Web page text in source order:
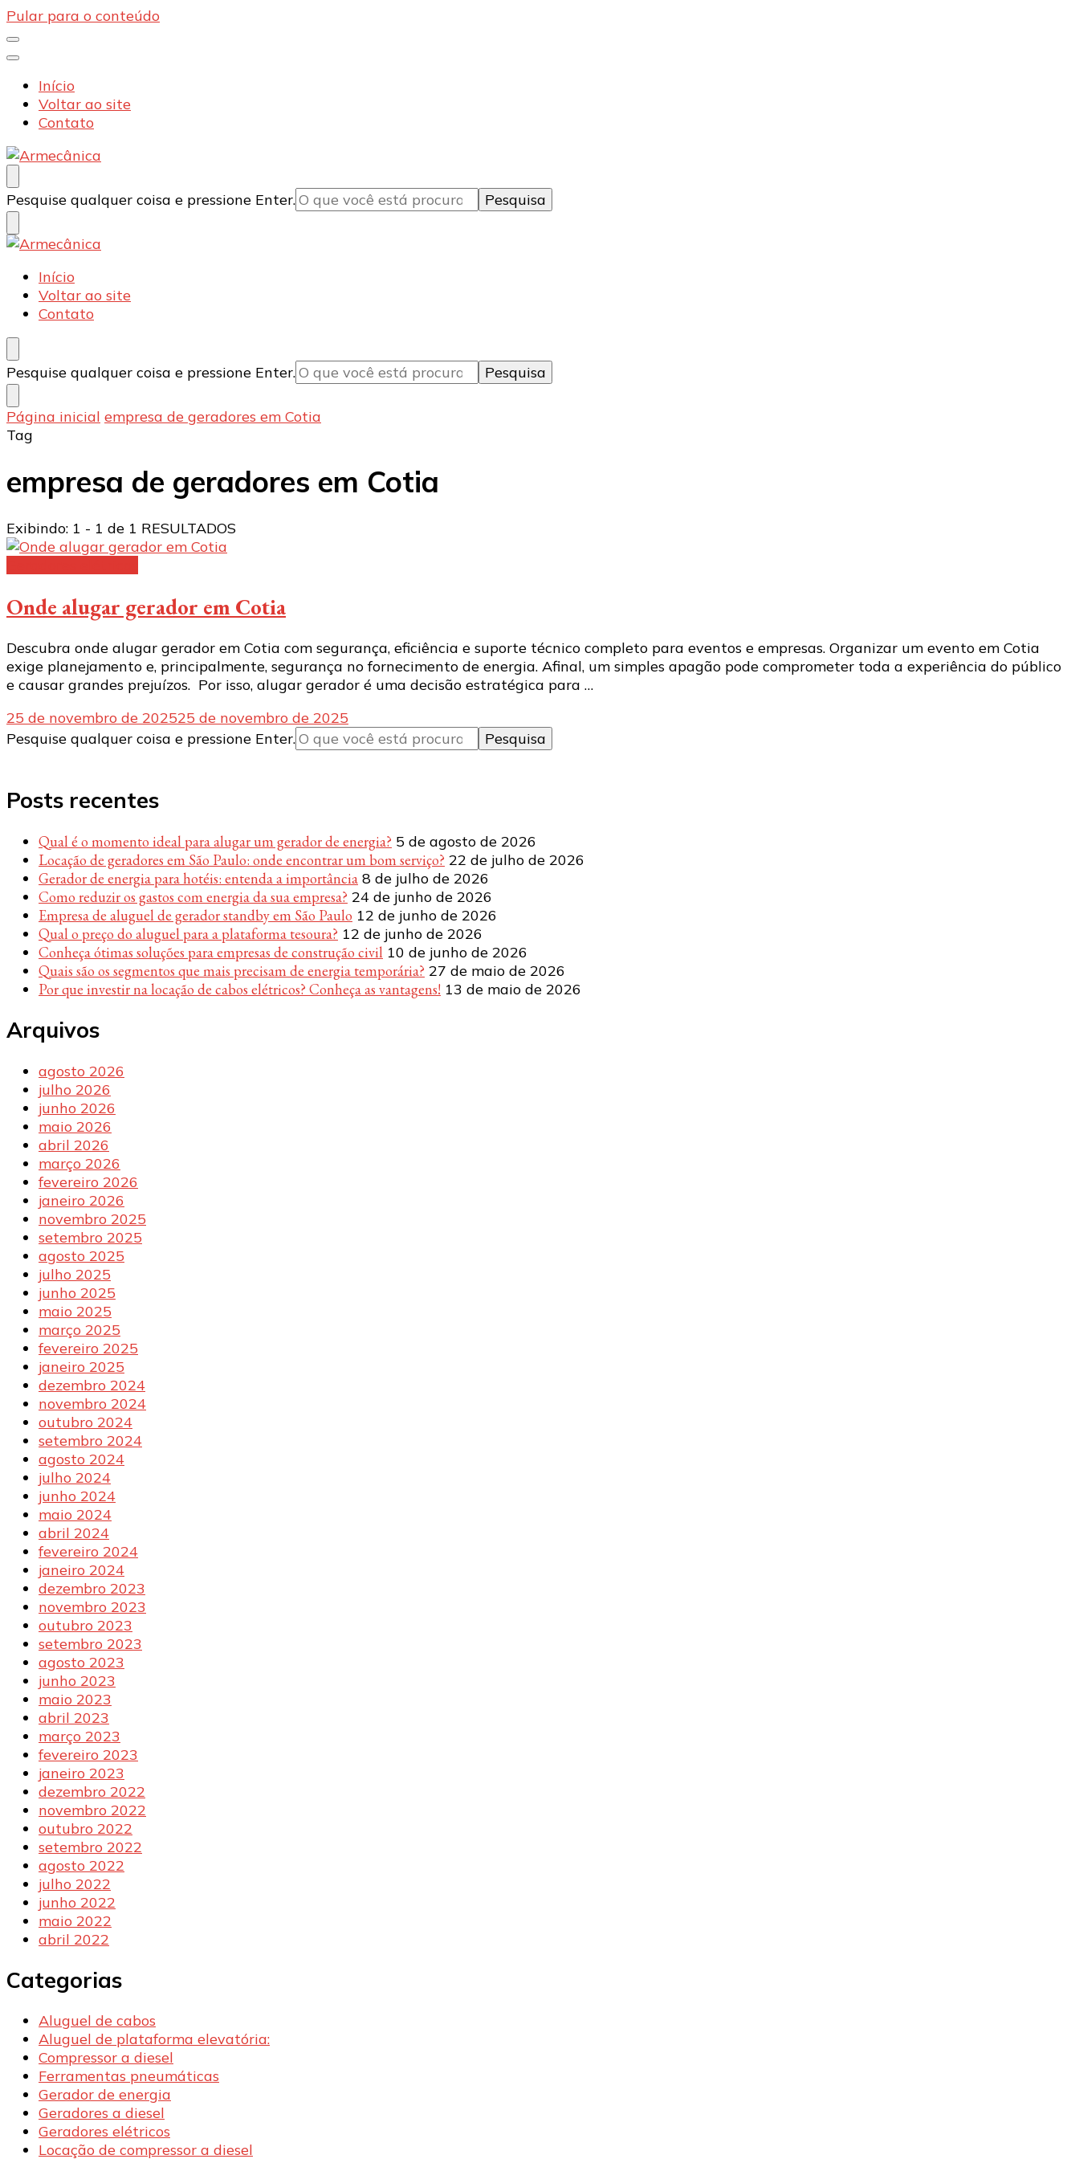
Pular para o conteúdo
Início
Voltar ao site
Contato
Armecânica
Blog
Procurando
algo?
Pesquise qualquer coisa e pressione Enter.
Armecânica
Blog
Início
Voltar ao site
Contato
Procurando
algo?
Pesquise qualquer coisa e pressione Enter.
Página inicial empresa de geradores em Cotia
Tag
empresa de geradores em Cotia
Exibindo: 1 - 1 de 1 RESULTADOS
Onde alugar gerador em Cotia
Descubra onde alugar gerador em Cotia com segurança, eficiência e suporte técnico completo para eventos e empresas. Organizar um evento em Cotia
exige planejamento e, principalmente, segurança no fornecimento de energia. Afinal, um simples apagão pode comprometer toda a experiência do público
e causar grandes prejuízos. Por isso, alugar gerador é uma decisão estratégica para …
25 de novembro de 202525 de novembro de 2025
Procurando
Pesquise qualquer coisa e pressione Enter.
Posts recentes
Qual é o momento ideal para alugar um gerador de energia? 5 de agosto de 2026
Locação de geradores em São Paulo: onde encontrar um bom serviço? 22 de julho de 2026
Gerador de energia para hotéis: entenda a importância 8 de julho de 2026
Como reduzir os gastos com energia da sua empresa? 24 de junho de 2026
Empresa de aluguel de gerador standby em São Paulo 12 de junho de 2026
Qual o preço do aluguel para a plataforma tesoura? 12 de junho de 2026
Conheça ótimas soluções para empresas de construção civil 10 de junho de 2026
Quais são os segmentos que mais precisam de energia temporária? 27 de maio de 2026
Por que investir na locação de cabos elétricos? Conheça as vantagens! 13 de maio de 2026
Arquivos
agosto 2026
julho 2026
junho 2026
maio 2026
abril 2026
março 2026
fevereiro 2026
janeiro 2026
novembro 2025
setembro 2025
agosto 2025
julho 2025
junho 2025
maio 2025
março 2025
fevereiro 2025
janeiro 2025
dezembro 2024
novembro 2024
outubro 2024
setembro 2024
agosto 2024
julho 2024
junho 2024
maio 2024
abril 2024
fevereiro 2024
janeiro 2024
dezembro 2023
novembro 2023
outubro 2023
setembro 2023
agosto 2023
junho 2023
maio 2023
abril 2023
março 2023
fevereiro 2023
janeiro 2023
dezembro 2022
novembro 2022
outubro 2022
setembro 2022
agosto 2022
julho 2022
junho 2022
maio 2022
abril 2022
Categorias
Aluguel de cabos
Aluguel de plataforma elevatória:
Compressor a diesel
Ferramentas pneumáticas
Gerador de energia
Geradores a diesel
Geradores elétricos
Locação de compressor a diesel